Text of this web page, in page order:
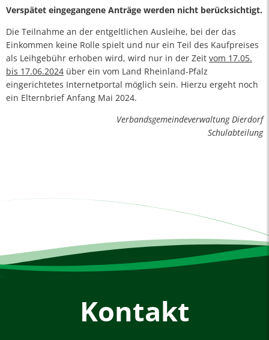
Verspätet eingegangene Anträge werden nicht berücksichtigt.
Die Teilnahme an der entgeltlichen Ausleihe, bei der das
Einkommen keine Rolle spielt und nur ein Teil des Kaufpreises
als Leihgebühr erhoben wird, wird nur in der Zeit vom 17.05.
bis 17.06.2024 über ein vom Land Rheinland-Pfalz
eingerichtetes Internetportal möglich sein. Hierzu ergeht noch
ein Elternbrief Anfang Mai 2024.
Verbandsgemeindeverwaltung Dierdorf
Schulabteilung
Kontakt